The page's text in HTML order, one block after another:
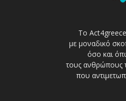
Το
με μοναδικό
όσο και
τους ανθρώπους
που